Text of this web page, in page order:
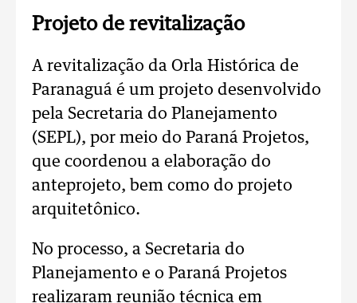
Projeto de revitalização
A revitalização da Orla Histórica de
Paranaguá é um projeto desenvolvido
pela Secretaria do Planejamento
(SEPL), por meio do Paraná Projetos,
que coordenou a elaboração do
anteprojeto, bem como do projeto
arquitetônico.
No processo, a Secretaria do
Planejamento e o Paraná Projetos
realizaram reunião técnica em